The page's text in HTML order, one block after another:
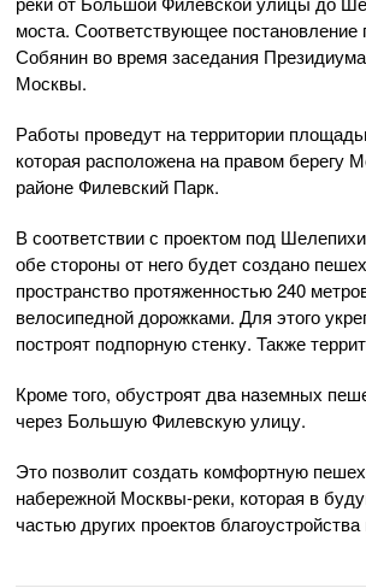
моста. Соответствующее постановление
Собянин во время заседания
Москвы.
Работы проведут на территории
которая расположена на правом берегу
районе Филевский Парк.
В соответствии с проектом под
обе стороны от него будет создано
пространство протяженностью 240
велосипедной дорожками. Для этого
построят подпорную стенку. Также
Кроме того, обустроят два наземных
через Большую Филевскую улицу.
Это позволит создать комфортную
набережной Москвы-реки, которая в
частью других проектов благоустройства